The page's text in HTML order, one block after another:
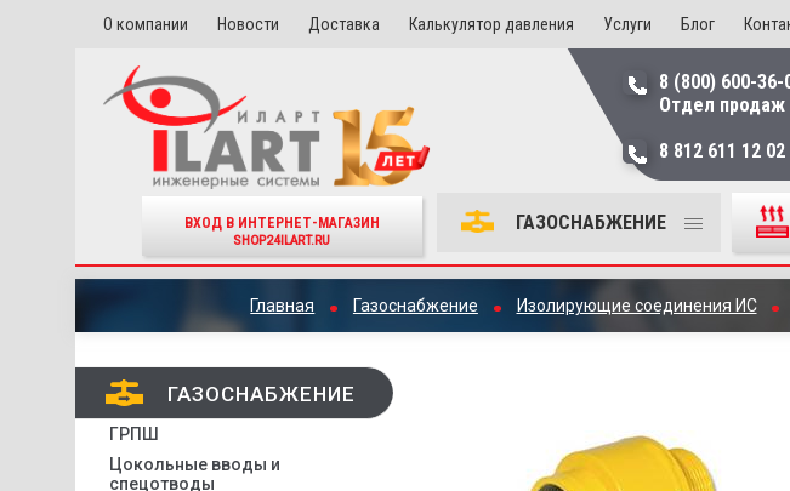
О компании Новости Доставка Калькулятор давления Услуги Блог
ВХОД В ИНТЕРНЕТ-МАГАЗИН
SHOP24ILART.RU
8 (800) 600-36-
Отдел продаж
8 812 611 12 02
ГАЗОСНАБЖЕНИЕ
Главная Газоснабжение Изолирующие соединения ИС
ГАЗОСНАБЖЕНИЕ
ГРПШ
Цокольные вводы и
спецотводы